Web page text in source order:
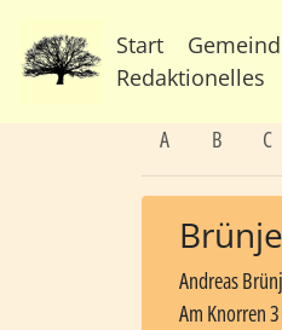
Start
Redaktionelles
A B C
Andreas
Am Knorren 3